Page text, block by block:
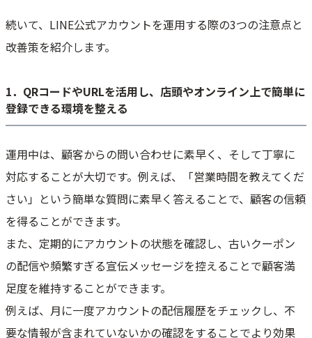
続いて、LINE公式アカウントを運用する際の3つの注意点と
改善策を紹介します。
1．QRコードやURLを活用し、店頭やオンライン上で簡単に
登録できる環境を整える
運用中は、顧客からの問い合わせに素早く、そして丁寧に
対応することが大切です。例えば、「営業時間を教えてくだ
さい」という簡単な質問に素早く答えることで、顧客の信頼
を得ることができます。
また、定期的にアカウントの状態を確認し、古いクーポン
の配信や頻繁すぎる宣伝メッセージを控えることで顧客満
足度を維持することができます。
例えば、月に一度アカウントの配信履歴をチェックし、不
要な情報が含まれていないかの確認をすることでより効果